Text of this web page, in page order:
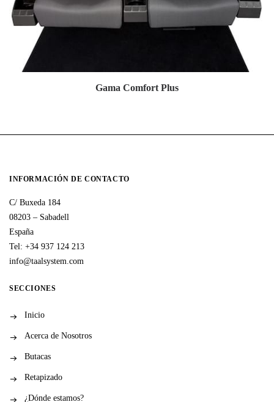
Gama Comfort Plus
INFORMACIÓN DE CONTACTO
C/ Buxeda 184
08203 – Sabadell
España
Tel: +34 937 124 213
info@taalsystem.com
SECCIONES
Inicio
Acerca de Nosotros
Butacas
Retapizado
¿Dónde estamos?